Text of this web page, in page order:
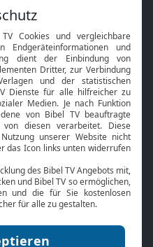
Mobile App
Smart TV
HbbTV
Bibelthek Online-Bibel
Nächster Gottesdienst
Service
Kontakt
TV-Empfang